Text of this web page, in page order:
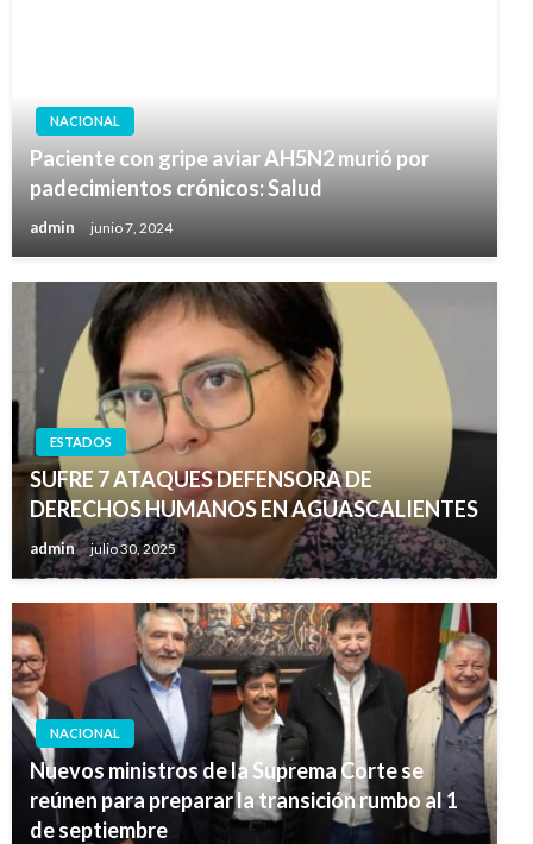
NACIONAL
Paciente con gripe aviar AH5N2 murió por
padecimientos crónicos: Salud
admin junio 7, 2024
ESTADOS
SUFRE 7 ATAQUES DEFENSORA DE
DERECHOS HUMANOS EN AGUASCALIENTES
admin julio 30, 2025
NACIONAL
Nuevos ministros de la Suprema Corte se
reúnen para preparar la transición rumbo al 1
de septiembre